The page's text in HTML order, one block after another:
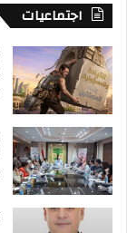
اجتماعيات